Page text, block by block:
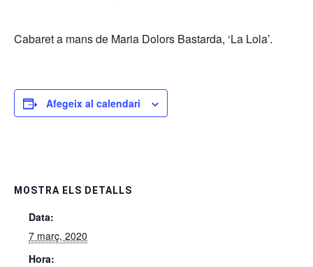
Cabaret a mans de Maria Dolors Bastarda, ‘La Lola’.
Afegeix al calendari
MOSTRA ELS DETALLS
Data:
7 març, 2020
Hora: